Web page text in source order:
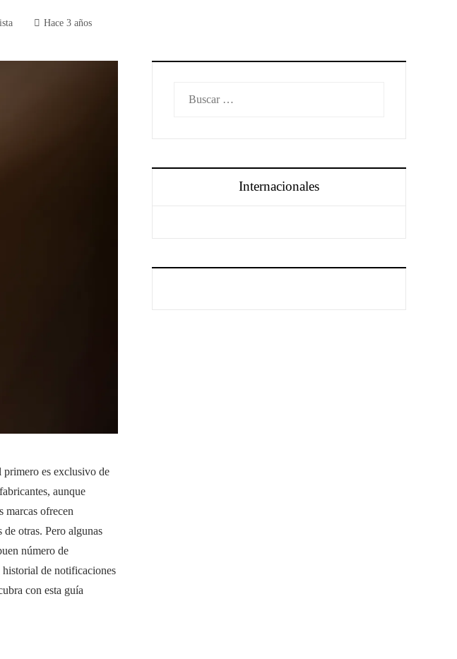
Hace 3 años
primero es exclusivo de
aunque
marcas ofrecen
otras. Pero algunas
número de
de notificaciones
con esta guía
Internacionales